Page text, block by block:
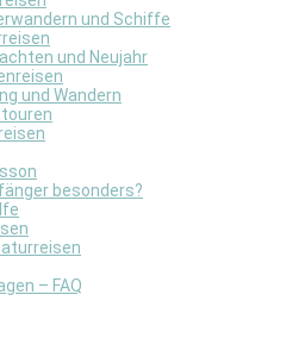
und Schiffe
und Neujahr
und Wandern
besonders?
– FAQ